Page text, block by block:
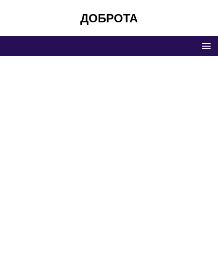
ДОБРОТА